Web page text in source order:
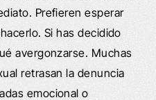
Prefieren esperar
Si has decidido
avergonzarse. Muchas
retrasan la denuncia
emocional o